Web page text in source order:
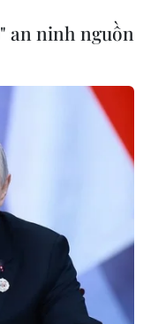
an ninh nguồn